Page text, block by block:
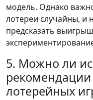
модель. Однако
лотереи случайны, и
предсказать
5. Можно ли
рекомендации
лотерейных